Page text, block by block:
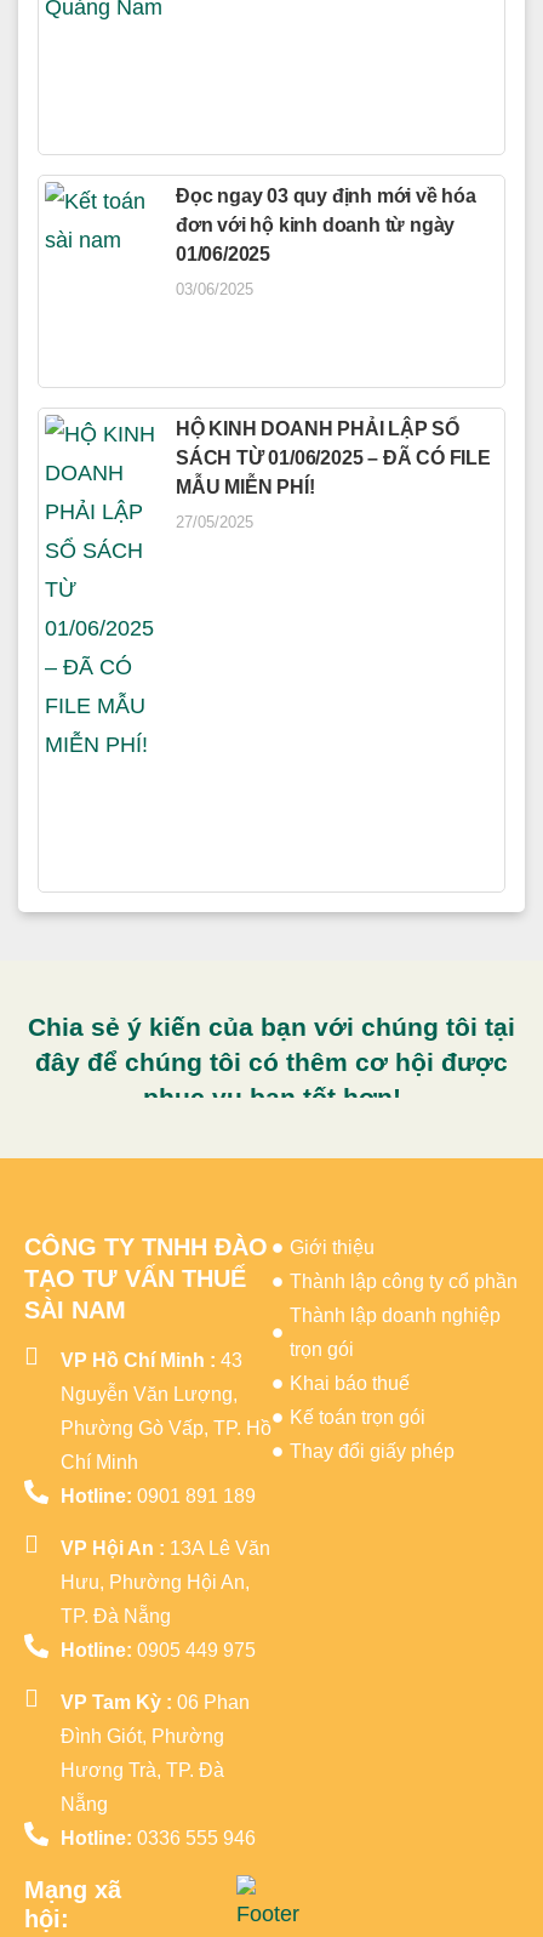
Đọc ngay 03 quy định mới về hóa
đơn với hộ kinh doanh từ ngày
01/06/2025
03/06/2025
HỘ KINH DOANH PHẢI LẬP SỔ
SÁCH TỪ 01/06/2025 – ĐÃ CÓ FILE
MẪU MIỄN PHÍ!
27/05/2025
Chia sẻ ý kiến của bạn với chúng tôi tại
đây để chúng tôi có thêm cơ hội được
phục vụ bạn tốt hơn!
CÔNG TY TNHH ĐÀO
TẠO TƯ VẤN THUẾ
SÀI NAM
VP Hồ Chí Minh : 43
Nguyễn Văn Lượng,
Phường Gò Vấp, TP. Hồ
Chí Minh
Hotline: 0901 891 189
VP Hội An : 13A Lê Văn
Hưu, Phường Hội An,
TP. Đà Nẵng
Hotline: 0905 449 975
VP Tam Kỳ : 06 Phan
Đình Giót, Phường
Hương Trà, TP. Đà
Nẵng
Hotline: 0336 555 946
Giới thiệu
Thành lập công ty cổ phần
Thành lập doanh nghiệp
trọn gói
Khai báo thuế
Kế toán trọn gói
Thay đổi giấy phép
Mạng xã
hội: